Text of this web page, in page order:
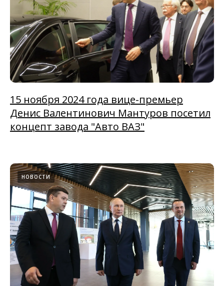
15 ноября 2024 года вице-премьер
Денис Валентинович Мантуров посетил
концепт завода "Авто ВАЗ"
НОВОСТИ